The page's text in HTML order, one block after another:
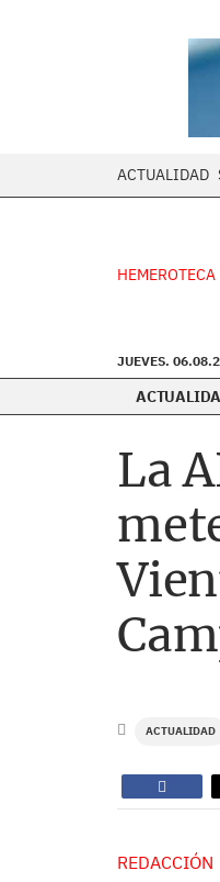
ACTUALIDAD
HEMEROTECA
JUEVES.
La
ACTUALIDAD
REDACCIÓN